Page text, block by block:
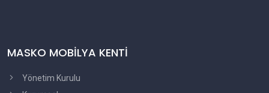
MASKO MOBİLYA KENTİ
Yönetim Kurulu